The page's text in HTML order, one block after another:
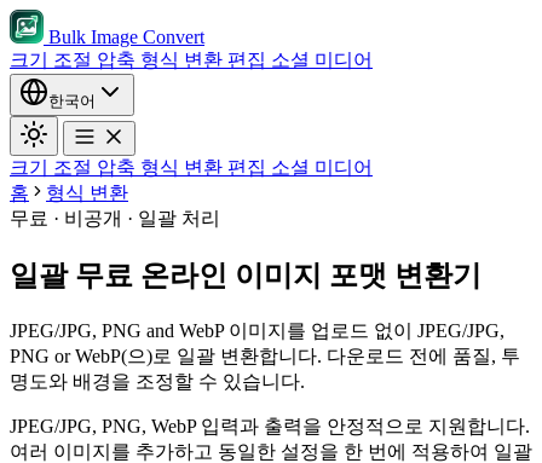
Bulk Image Convert
크기 조절 압축 형식 변환 편집 소셜 미디어
한국어
크기 조절 압축 형식 변환 편집 소셜 미디어
홈
형식 변환
무료 · 비공개 · 일괄 처리
일괄 무료 온라인 이미지 포맷 변환기
JPEG/JPG, PNG and WebP 이미지를 업로드 없이 JPEG/JPG,
PNG or WebP(으)로 일괄 변환합니다. 다운로드 전에 품질, 투
명도와 배경을 조정할 수 있습니다.
JPEG/JPG, PNG, WebP 입력과 출력을 안정적으로 지원합니다.
여러 이미지를 추가하고 동일한 설정을 한 번에 적용하여 일괄